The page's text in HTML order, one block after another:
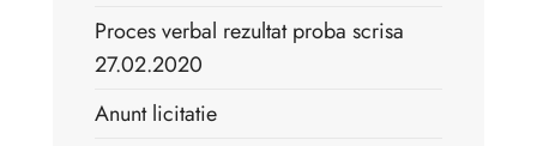
Proces verbal rezultat proba scrisa
27.02.2020
Anunt licitatie